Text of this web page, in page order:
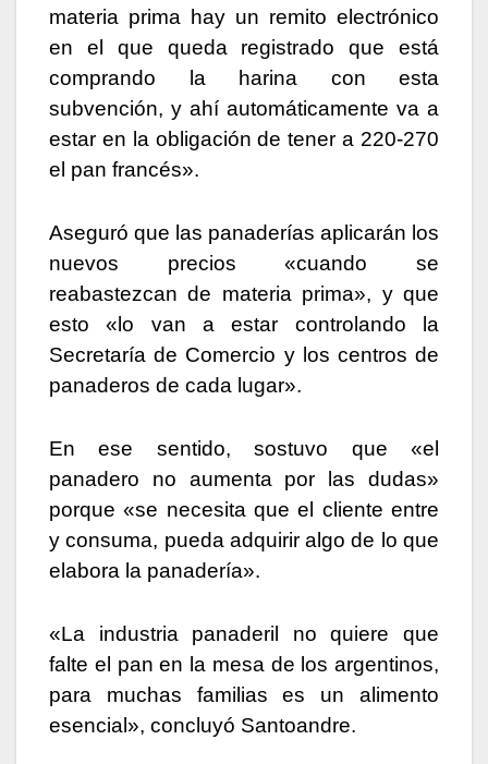
materia prima hay un remito electrónico
en el que queda registrado que está
comprando la harina con esta
subvención, y ahí automáticamente va a
estar en la obligación de tener a 220-270
el pan francés».
Aseguró que las panaderías aplicarán los
nuevos precios «cuando se
reabastezcan de materia prima», y que
esto «lo van a estar controlando la
Secretaría de Comercio y los centros de
panaderos de cada lugar».
En ese sentido, sostuvo que «el
panadero no aumenta por las dudas»
porque «se necesita que el cliente entre
y consuma, pueda adquirir algo de lo que
elabora la panadería».
«La industria panaderil no quiere que
falte el pan en la mesa de los argentinos,
para muchas familias es un alimento
esencial», concluyó Santoandre.